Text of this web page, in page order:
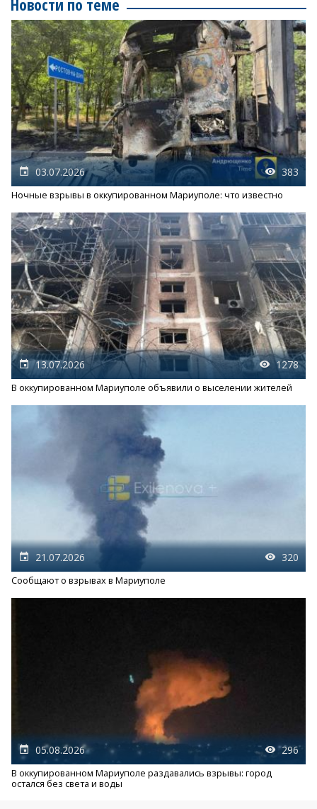
Новости по теме
03.07.2026 383
Ночные взрывы в оккупированном Мариуполе: что известно
13.07.2026 1278
В оккупированном Мариуполе объявили о выселении жителей
21.07.2026 320
Сообщают о взрывах в Мариуполе
05.08.2026 296
В оккупированном Мариуполе раздавались взрывы: город
остался без света и воды